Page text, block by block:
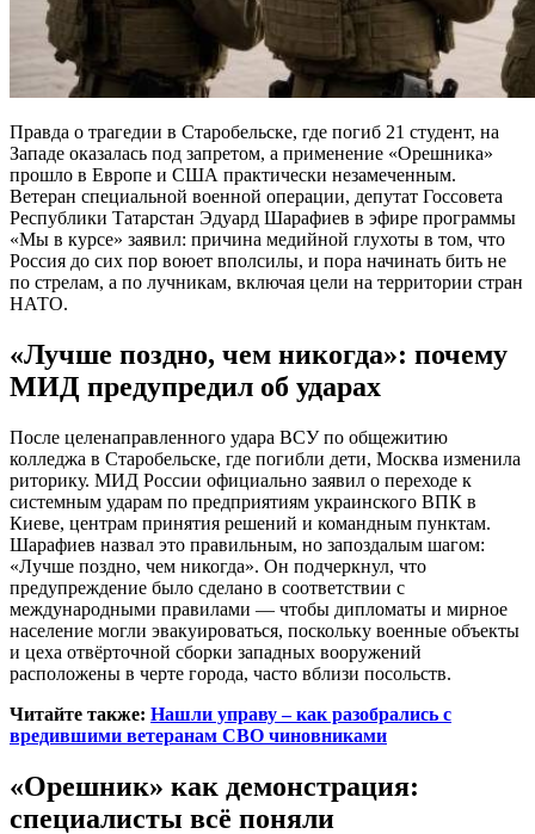
Правда о трагедии в Старобельске, где погиб 21 студент, на
Западе оказалась под запретом, а применение «Орешника»
прошло в Европе и США практически незамеченным.
Ветеран специальной военной операции, депутат Госсовета
Республики Татарстан Эдуард Шарафиев в эфире программы
«Мы в курсе» заявил: причина медийной глухоты в том, что
Россия до сих пор воюет вполсилы, и пора начинать бить не
по стрелам, а по лучникам, включая цели на территории стран
НАТО.
«Лучше поздно, чем никогда»: почему
МИД предупредил об ударах
После целенаправленного удара ВСУ по общежитию
колледжа в Старобельске, где погибли дети, Москва изменила
риторику. МИД России официально заявил о переходе к
системным ударам по предприятиям украинского ВПК в
Киеве, центрам принятия решений и командным пунктам.
Шарафиев назвал это правильным, но запоздалым шагом:
«Лучше поздно, чем никогда». Он подчеркнул, что
предупреждение было сделано в соответствии с
международными правилами — чтобы дипломаты и мирное
население могли эвакуироваться, поскольку военные объекты
и цеха отвёрточной сборки западных вооружений
расположены в черте города, часто вблизи посольств.
Читайте также: Нашли управу – как разобрались с
вредившими ветеранам СВО чиновниками
«Орешник» как демонстрация:
специалисты всё поняли